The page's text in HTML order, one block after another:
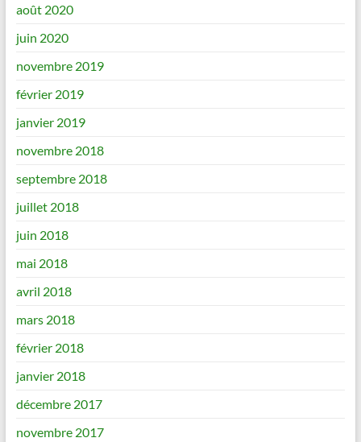
août 2020
juin 2020
novembre 2019
février 2019
janvier 2019
novembre 2018
septembre 2018
juillet 2018
juin 2018
mai 2018
avril 2018
mars 2018
février 2018
janvier 2018
décembre 2017
novembre 2017